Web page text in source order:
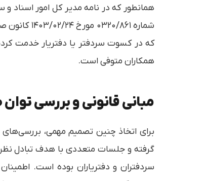
همانطور که در نامه مدیر کل امور اسناد و
شماره
که در کسوت سردفتر یا دفتریار خدمت
همکاران متوفی است.
مبانی قانونی و بررسی
برای اتخاذ چنین تصمیم مهمی،
گرفته و جلسات متعددی با هدف تبادل
سردفتران و دفتریاران بوده است.